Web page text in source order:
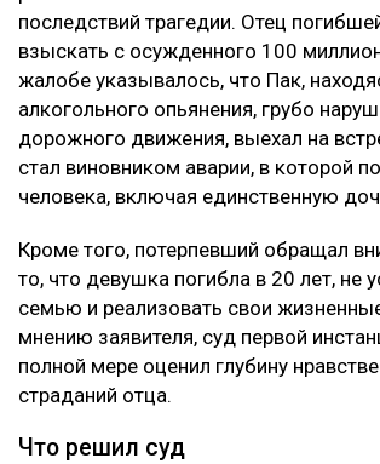
последствий трагедии. Отец
взыскать с осужденного 100
жалобе указывалось, что Пак,
алкогольного опьянения, грубо
дорожного движения, выехал на
стал виновником аварии, в которой
человека, включая единственную
Кроме того, потерпевший обращал
то, что девушка погибла в 20 лет, не
семью и реализовать свои
мнению заявителя, суд первой
полной мере оценил глубину
страданий отца.
Что решил суд